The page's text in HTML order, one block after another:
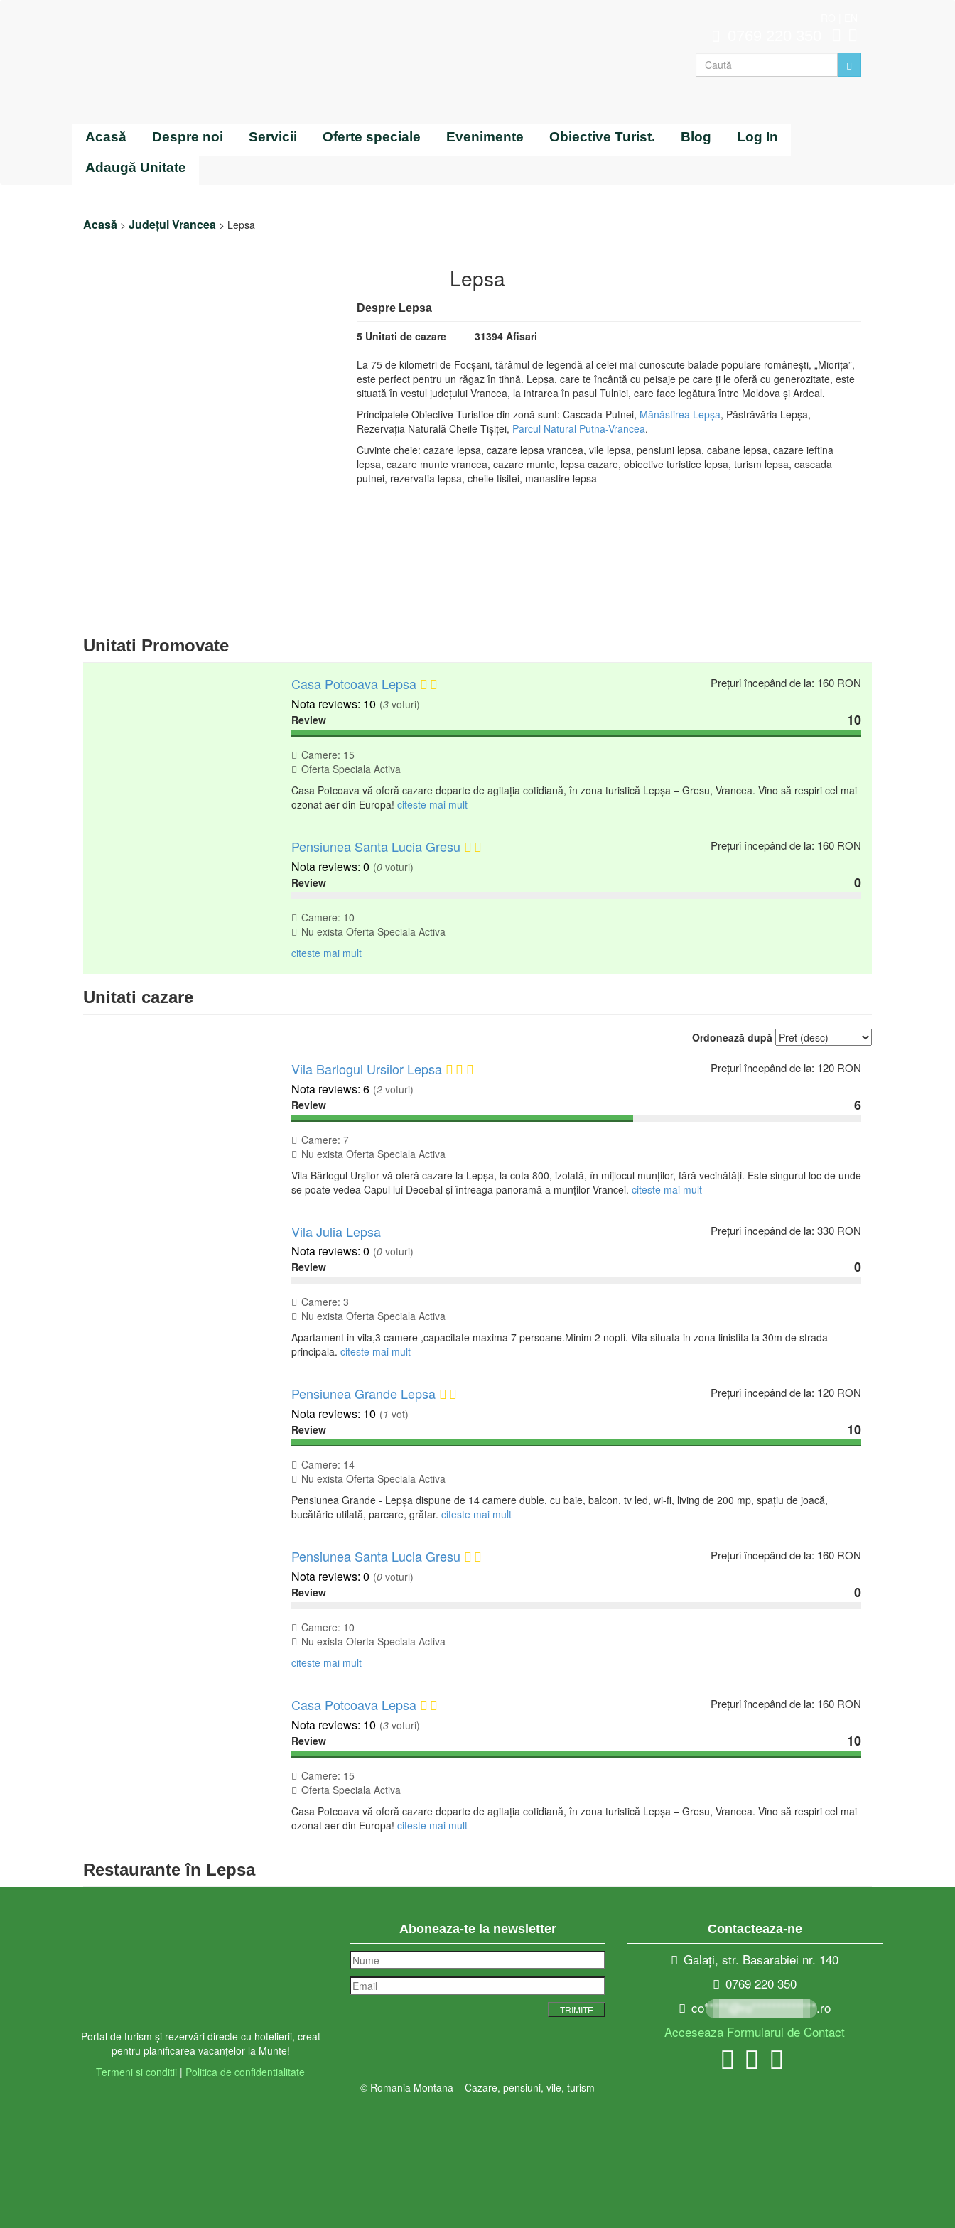
Acasă Despre noi Servicii Oferte speciale Evenimente Obiective Turist. Blog Log In
Adaugă Unitate
Acasă > Județul Vrancea > Lepsa
Lepsa
Despre Lepsa
5 Unitati de cazare
31394 Afisari
La 75 de kilometri de Focşani, tărâmul de legendă al celei mai cunoscute balade populare româneşti, „Mioriţa”,
este perfect pentru un răgaz în tihnă. Lepşa, care te încântă cu peisaje pe care ţi le oferă cu generozitate, este
situată în vestul judeţului Vrancea, la intrarea în pasul Tulnici, care face legătura între Moldova şi Ardeal.
Principalele Obiective Turistice din zonă sunt: Cascada Putnei, Mănăstirea Lepșa, Păstrăvăria Lepșa,
Rezervația Naturală Cheile Tișiței, Parcul Natural Putna-Vrancea.
Cuvinte cheie: cazare lepsa, cazare lepsa vrancea, vile lepsa, pensiuni lepsa, cabane lepsa, cazare ieftina
lepsa, cazare munte vrancea, cazare munte, lepsa cazare, obiective turistice lepsa, turism lepsa, cascada
putnei, rezervatia lepsa, cheile tisitei, manastire lepsa
Unitati Promovate
Casa Potcoava Lepsa Prețuri începând de la: 160 RON
10 (3voturi)
Review
10
Camere: 15
Oferta Speciala Activa
Casa Potcoava vă oferă cazare departe de agitaţia cotidiană, în zona turistică Lepşa – Gresu, Vrancea. Vino să respiri cel mai
ozonat aer din Europa! citeste mai mult
Pensiunea Santa Lucia Gresu Prețuri începând de la: 160 RON
0 (0voturi)
Review
0
Camere: 10
Nu exista Oferta Speciala Activa
citeste mai mult
Unitati cazare
Ordonează după
Vila Barlogul Ursilor Lepsa Prețuri începând de la: 120 RON
6 (2voturi)
Review
6
Camere: 7
Nu exista Oferta Speciala Activa
Vila Bârlogul Urșilor vă oferă cazare la Lepșa, la cota 800, izolată, în mijlocul munților, fără vecinătăți. Este singurul loc de unde
se poate vedea Capul lui Decebal și întreaga panoramă a munților Vrancei. citeste mai mult
Vila Julia Lepsa Prețuri începând de la: 330 RON
0 (0voturi)
Review
0
Camere: 3
Nu exista Oferta Speciala Activa
Apartament in vila,3 camere ,capacitate maxima 7 persoane.Minim 2 nopti. Vila situata in zona linistita la 30m de strada
principala. citeste mai mult
Pensiunea Grande Lepsa Prețuri începând de la: 120 RON
10 (1 vot)
Review
10
Camere: 14
Nu exista Oferta Speciala Activa
Pensiunea Grande - Lepșa dispune de 14 camere duble, cu baie, balcon, tv led, wi-fi, living de 200 mp, spațiu de joacă,
bucătărie utilată, parcare, grătar. citeste mai mult
Pensiunea Santa Lucia Gresu Prețuri începând de la: 160 RON
0 (0voturi)
Review
0
Camere: 10
Nu exista Oferta Speciala Activa
citeste mai mult
Casa Potcoava Lepsa Prețuri începând de la: 160 RON
10 (3voturi)
Review
10
Camere: 15
Oferta Speciala Activa
Casa Potcoava vă oferă cazare departe de agitaţia cotidiană, în zona turistică Lepşa – Gresu, Vrancea. Vino să respiri cel mai
ozonat aer din Europa! citeste mai mult
Restaurante în Lepsa
Portal de turism și rezervări directe cu hotelierii, creat
pentru planificarea vacanțelor la Munte!
Termeni si conditii | Politica de confidentialitate
Aboneaza-te la newsletter Contacteaza-ne
Galați, str. Basarabiei nr. 140
0769 220 350
co*****@ro*************.ro
Acceseaza Formularul de Contact
© Romania Montana – Cazare, pensiuni, vile, turism